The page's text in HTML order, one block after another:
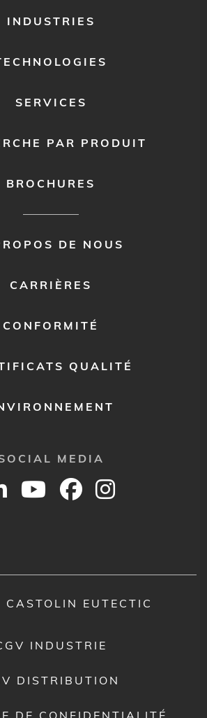
INDUSTRIES
SERVICES
PAR PRODUIT
BROCHURES
DE NOUS
CARRIÈRES
CONFORMITÉ
QUALITÉ
MEDIA
EUTECTIC
INDUSTRIE
DISTRIBUTION
DE CONFIDENTIALITÉ